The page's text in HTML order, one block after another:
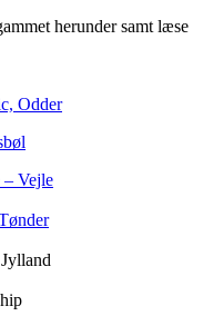
herunder samt læse
Odder
– Vejle